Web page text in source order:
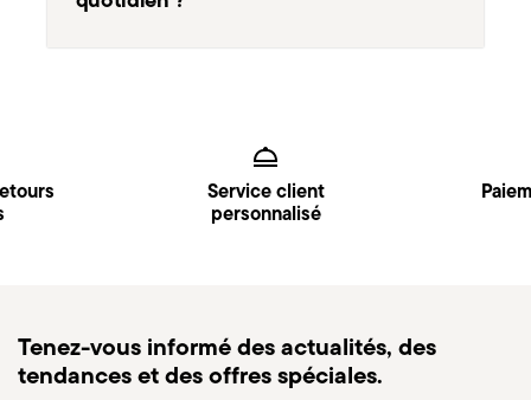
Service client
personnalisé
tendances et des offres spéciales.
Insert your email to register for the newsletters
Tenez-vous informé des actualités, des
tendances et des offres spéciales.